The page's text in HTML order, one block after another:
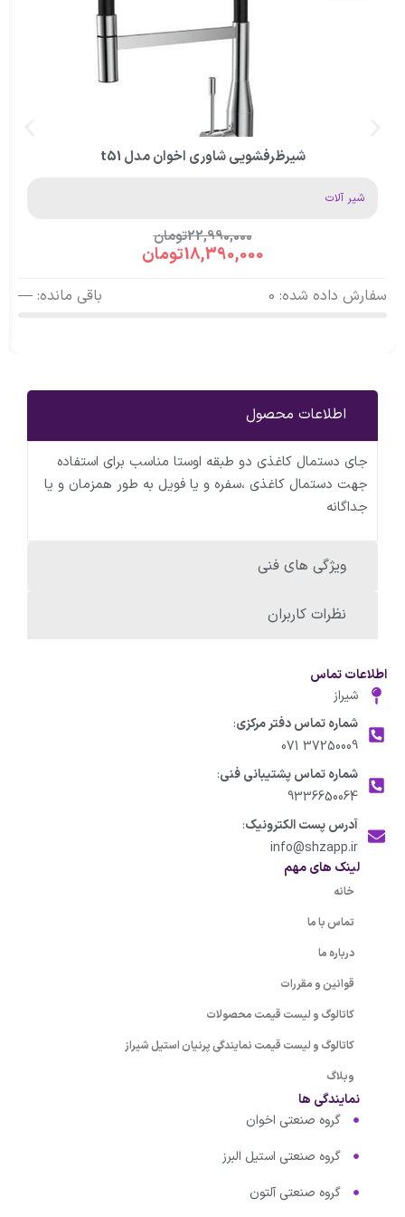
شیرظرفشویی شاوری اخوان مدل t51
شیر آلات
22,990,000تومان
18,390,000تومان
سفارش داده شده: 0 باقی مانده: —
اطلاعات محصول
ویژگی های فنی
نظرات کاربران
جای دستمال کاغذی دو طبقه اوستا مناسب برای استفاده
جهت دستمال کاغذی ،سفره و یا فویل به طور همزمان و یا
جداگانه
اطلاعات تماس
شیراز
شماره تماس دفتر مرکزی:
37250009 071
شماره تماس پشتیبانی فنی:
9336650064
آدرس پست الکترونیک:
info@shzapp.ir
لینک های مهم
خانه
تماس با ما
درباره ما
قوانین و مقررات
کاتالوگ و لیست قیمت محصولات
کاتالوگ و لیست قیمت نمایندگی پرنیان استیل شیراز
وبلاگ
نمایندگی ها
گروه صنعتی اخوان
گروه صنعتی استیل البرز
گروه صنعتی آلتون